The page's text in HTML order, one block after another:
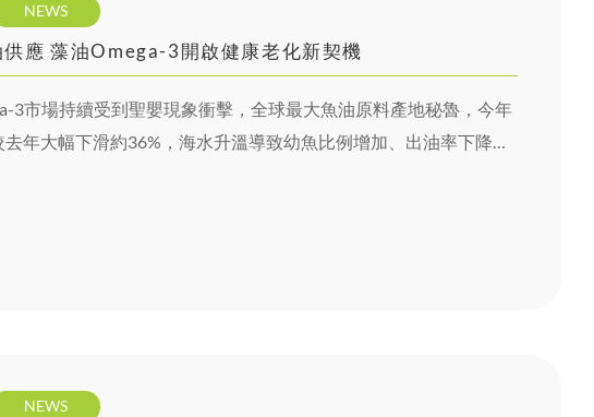
NEWS
應 藻油Omega-3開啟健康老化新契機
3市場持續受到聖嬰現象衝擊，全球最大魚油原料產地秘魯，今年
年大幅下滑約36%，海水升溫導致幼魚比例增加、出油率下降，
NEWS